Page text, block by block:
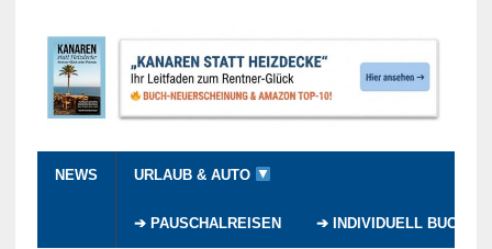
NEWS URLAUB & AUTO
➔ PAUSCHALREISEN ➔ INDIVIDUELL BUCHEN